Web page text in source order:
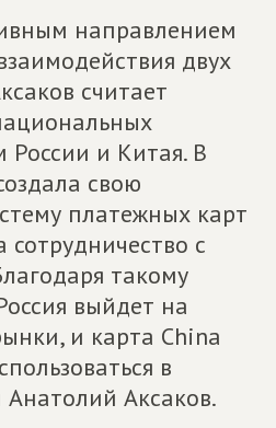
направлением
двух
считает
России и Китая. В
свою
платежных карт
сотрудничество с
такому
выйдет на
и карта China
в
Анатолий Аксаков.